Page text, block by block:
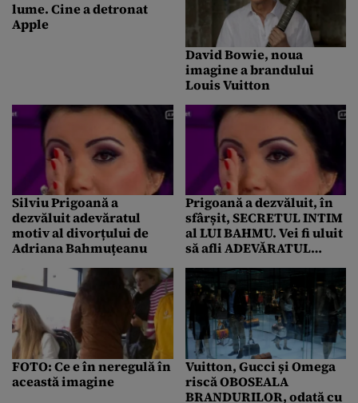
lume. Cine a detronat
Apple
David Bowie, noua
imagine a brandului
Louis Vuitton
Silviu Prigoană a
dezvăluit adevăratul
motiv al divorțului de
Adriana Bahmuțeanu
Prigoană a dezvăluit, în
sfârșit, SECRETUL INTIM
al LUI BAHMU. Vei fi uluit
să afli ADEVĂRATUL
MOTIV AL DIVORȚULUI
FOTO: Ce e în neregulă în
această imagine
Vuitton, Gucci și Omega
riscă OBOSEALA
BRANDURILOR, odată cu